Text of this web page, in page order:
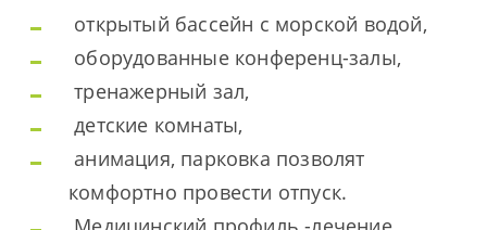
открытый бассейн с морской водой,
оборудованные конференц-залы,
тренажерный зал,
детские комнаты,
анимация, парковка позволят
комфортно провести отпуск.